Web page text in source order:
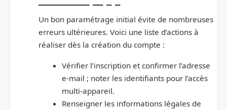
Un bon paramétrage initial évite de nombreuses
erreurs ultérieures. Voici une liste d’actions à
réaliser dès la création du compte :
Vérifier l’inscription et confirmer l’adresse
e‑mail ; noter les identifiants pour l’accès
multi‑appareil.
Renseigner les informations légales de